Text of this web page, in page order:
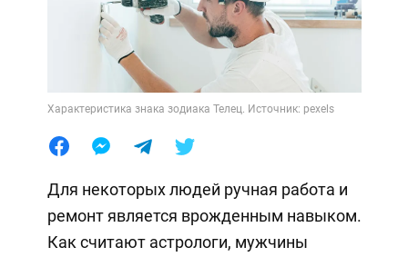
Характеристика знака зодиака Телец. Источник: pexels
Для некоторых людей ручная работа и
ремонт является врожденным навыком.
Как считают астрологи, мужчины